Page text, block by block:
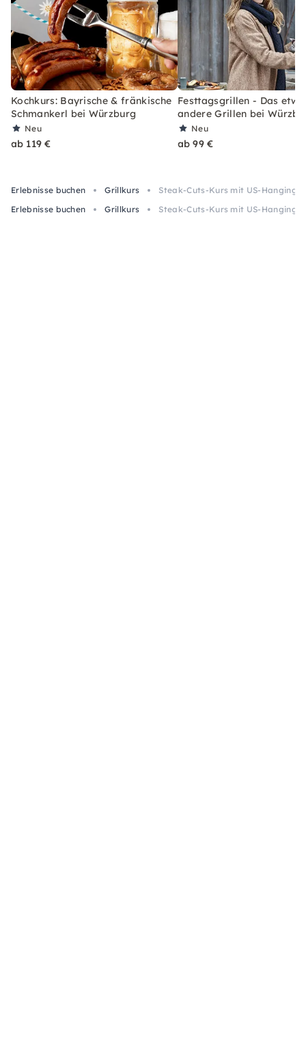
Kochkurs: Bayrische & fränkische
Schmankerl bei Würzburg
Neu
ab 119 €
Festtagsgrillen - Das
andere Grillen bei
Neu
ab 99 €
Erlebnisse buchen Grillkurs
Steak-Cuts-Kurs mit US-Hanging
Erlebnisse buchen
Grillkurs Steak-Cuts-Kurs mit US-Hanging